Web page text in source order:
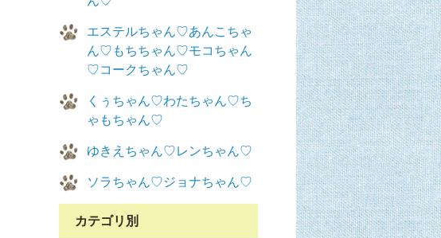
エステルちゃん♡あんこちゃ
ん♡もちちゃん♡モコちゃん
♡コークちゃん♡
くぅちゃん♡わたちゃん♡ち
ゃもちゃん♡
ゆきえちゃん♡レンちゃん♡
ソラちゃん♡ジョナちゃん♡
カテゴリ別